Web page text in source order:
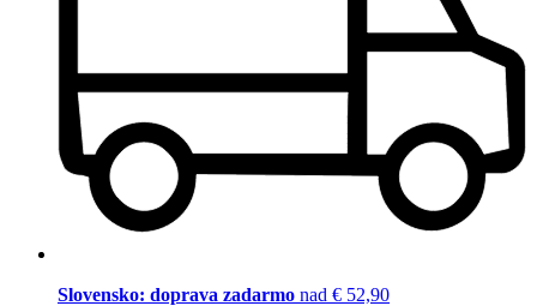
Slovensko: doprava zadarmo nad € 52,90